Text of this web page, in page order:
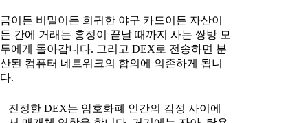
금이든 비밀이든 희귀한 야구 카드이든 자산이
든 간에 거래는 흥정이 끝날 때까지 사는 쌍방 모
두에게 돌아갑니다. 그리고 DEX로 전송하면 분
산된 컴퓨터 네트워크의 합의에 의존하게 됩니
다.
진정한 DEX는 암호화폐 인간의 감정 사이에